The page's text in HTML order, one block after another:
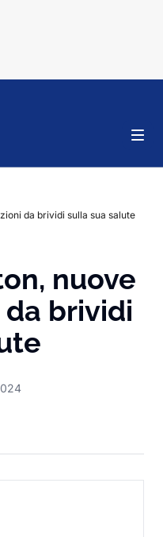
da brividi sulla sua salute
nuove
brividi